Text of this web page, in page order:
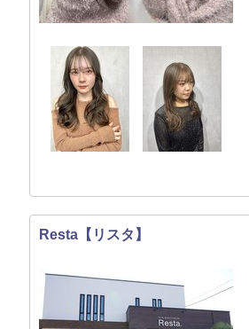
Resta【リスタ】